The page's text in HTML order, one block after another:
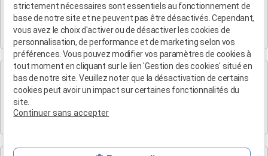
282 Boulevard Foch
13300 SALON-DE-PROVENCE
Cabinet d'Aix-en-Provence
Maître Patrice HUMBERT
4 rue du Quatre-Septembre
strictement nécessaires sont essentiels au fonctionnement de
base de notre site et ne peuvent pas être désactivés. Cependant,
vous avez le choix d'activer ou de désactiver les cookies de
personnalisation, de performance et de marketing selon vos
préférences. Vous pouvez modifier vos paramètres de cookies à
tout moment en cliquant sur le lien 'Gestion des cookies' situé en
bas de notre site. Veuillez noter que la désactivation de certains
cookies peut avoir un impact sur certaines fonctionnalités du
site.
Continuer sans accepter